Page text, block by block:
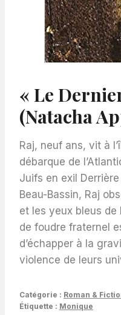
« Le
(Natacha
Raj, neuf ans, vit à
débarque de
Juifs en exil
Beau-Bassin, Raj
et les yeux bleus
de foudre fraternel
d’échapper à la
violence de leurs
Catégorie : Roman &
Étiquette : Monique